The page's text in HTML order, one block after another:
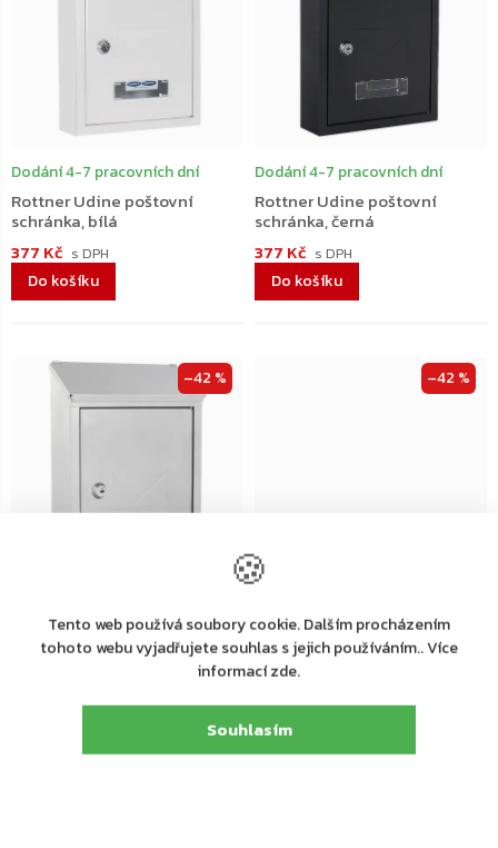
🍪
Tento web používá soubory cookie. Dalším procházením
tohoto webu vyjadřujete souhlas s jejich používáním.. Více
informací zde.
Souhlasím
Rottner Udine poštovní
schránka, bílá
Dodání 4-7 pracovních dní
377 Kč
Do košíku
Rottner Udine poštovní
schránka, černá
Dodání 4-7 pracovních dní
377 Kč
Do košíku
–42 %
Rottner Udine poštovní
schránka, stříbrná
Dodání 4-7 pracovních dní
–42 %
Rottner Cesena poštovní
schránka, hnědá
Dodání 4-7 pracovních dní
Do košíku